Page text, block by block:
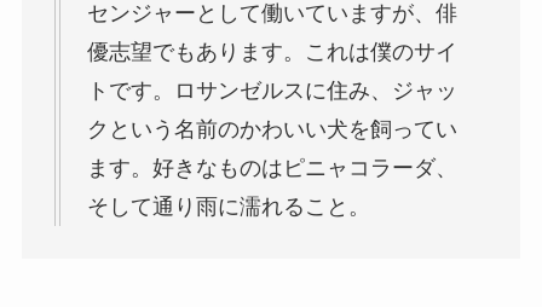
センジャーとして働いていますが、俳
優志望でもあります。これは僕のサイ
トです。ロサンゼルスに住み、ジャッ
クという名前のかわいい犬を飼ってい
ます。好きなものはピニャコラーダ、
そして通り雨に濡れること。